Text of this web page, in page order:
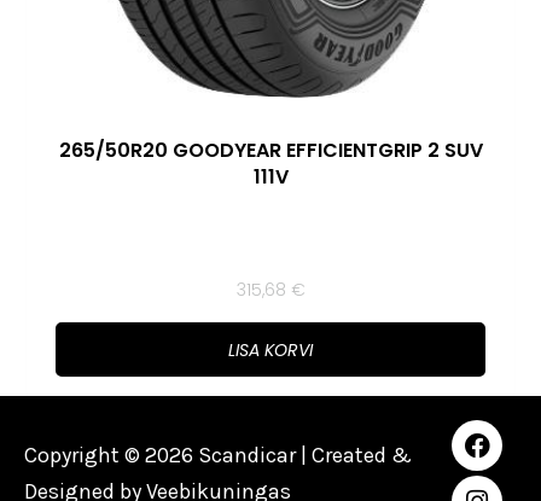
265/50R20 GOODYEAR EFFICIENTGRIP 2 SUV
111V
315,68 €
LISA KORVI
Copyright © 2026 Scandicar | Created &
Designed byVeebikuningas